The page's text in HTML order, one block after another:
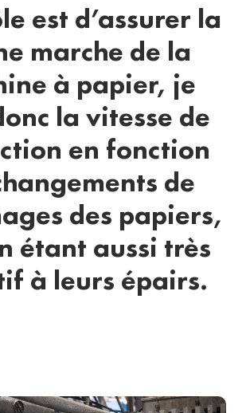
est d’assurer la
marche de la
à papier, je
la vitesse de
en fonction
de
des papiers,
étant aussi très
à leurs épairs.